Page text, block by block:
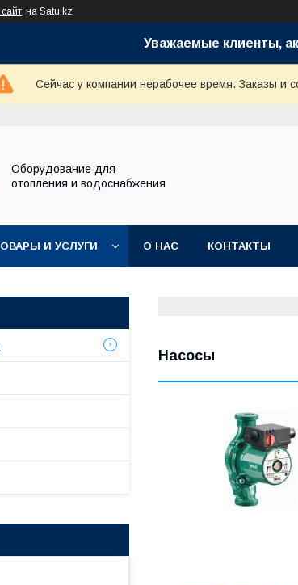
на Satu.kz
Уважаемые клиенты,
Сейчас у компании нерабочее время. Заказы и
Оборудование для
отопления и водоснабжения
И УСЛУГИ О НАС КОНТАКТЫ
Насосы